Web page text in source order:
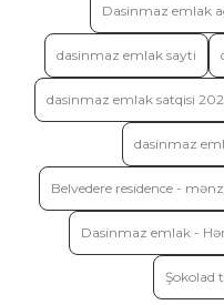
Dasinmaz emlak
dasinmaz emlak sayti
dasinmaz emlak satqisi
dasinmaz
Belvedere residence -
Dasinmaz emlak -
Şokolad